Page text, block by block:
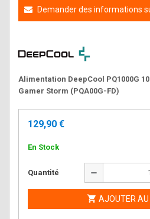
Demander des informations
Alimentation DeepCool PQ1000G
Gamer Storm (PQA00G-FD)
129,90 €
En Stock
Quantité remove
 AJOUTER AU